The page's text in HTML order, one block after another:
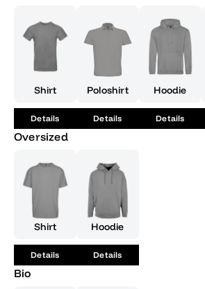
Shirt
Details
Poloshirt
Details
Hoodie
Details
Oversized
Shirt
Details
Hoodie
Details
Bio